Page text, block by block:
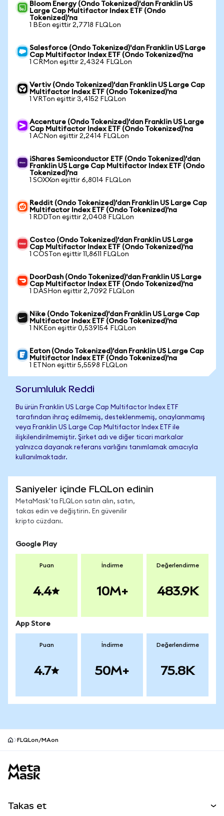
Bloom Energy (Ondo Tokenized)'dan Franklin US
Large Cap Multifactor Index ETF (Ondo
Tokenized)'na
1 BEon eşittir 2,7718 FLQLon
Salesforce (Ondo Tokenized)'dan Franklin US Large
Cap Multifactor Index ETF (Ondo Tokenized)'na
1 CRMon eşittir 2,4324 FLQLon
Vertiv (Ondo Tokenized)'dan Franklin US Large Cap
Multifactor Index ETF (Ondo Tokenized)'na
1 VRTon eşittir 3,4152 FLQLon
Accenture (Ondo Tokenized)'dan Franklin US Large
Cap Multifactor Index ETF (Ondo Tokenized)'na
1 ACNon eşittir 2,2414 FLQLon
iShares Semiconductor ETF (Ondo Tokenized)'dan
Franklin US Large Cap Multifactor Index ETF (Ondo
Tokenized)'na
1 SOXXon eşittir 6,8014 FLQLon
Reddit (Ondo Tokenized)'dan Franklin US Large Cap
Multifactor Index ETF (Ondo Tokenized)'na
1 RDDTon eşittir 2,0408 FLQLon
Costco (Ondo Tokenized)'dan Franklin US Large
Cap Multifactor Index ETF (Ondo Tokenized)'na
1 COSTon eşittir 11,8611 FLQLon
DoorDash (Ondo Tokenized)'dan Franklin US Large
Cap Multifactor Index ETF (Ondo Tokenized)'na
1 DASHon eşittir 2,7092 FLQLon
Nike (Ondo Tokenized)'dan Franklin US Large Cap
Multifactor Index ETF (Ondo Tokenized)'na
1 NKEon eşittir 0,539154 FLQLon
Eaton (Ondo Tokenized)'dan Franklin US Large Cap
Multifactor Index ETF (Ondo Tokenized)'na
1 ETNon eşittir 5,5598 FLQLon
Sorumluluk Reddi
Bu ürün Franklin US Large Cap Multifactor Index ETF
tarafından ihraç edilmemiş, desteklenmemiş, onaylanmamış
veya Franklin US Large Cap Multifactor Index ETF ile
ilişkilendirilmemiştir. Şirket adı ve diğer ticari markalar
yalnızca dayanak referans varlığını tanımlamak amacıyla
kullanılmaktadır.
Saniyeler içinde FLQLon edinin
MetaMask'ta FLQLon satın alın, satın,
takas edin ve değiştirin. En güvenilir
kripto cüzdanı.
Google Play
Puan
4.4
İndirme
10M+
Değerlendirme
483.9K
App Store
Puan
4.7
İndirme
50M+
Değerlendirme
75.8K
FLQLon/MAon
Takas et